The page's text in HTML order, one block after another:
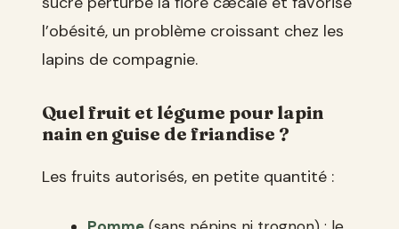
l’obésité, un problème croissant chez les
lapins de compagnie.
Quel fruit et légume pour lapin
nain en guise de friandise ?
Les fruits autorisés, en petite quantité :